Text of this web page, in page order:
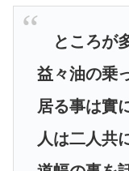
ところが
益々油の乗
居る事は實
人は二人共